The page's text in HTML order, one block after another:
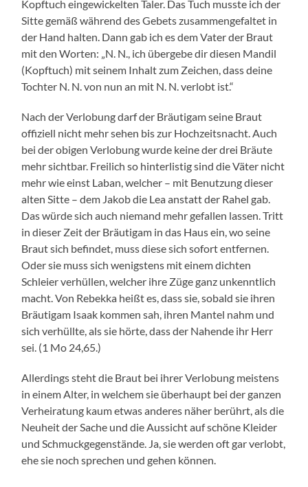
Kopftuch eingewickelten Taler. Das Tuch musste ich der
Sitte gemäß während des Gebets zusammengefaltet in
der Hand halten. Dann gab ich es dem Vater der Braut
mit den Worten: „N. N., ich übergebe dir diesen Mandil
(Kopftuch) mit seinem Inhalt zum Zeichen, dass deine
Tochter N. N. von nun an mit N. N. verlobt ist.“
Nach der Verlobung darf der Bräutigam seine Braut
offiziell nicht mehr sehen bis zur Hochzeitsnacht. Auch
bei der obigen Verlobung wurde keine der drei Bräute
mehr sichtbar. Freilich so hinterlistig sind die Väter nicht
mehr wie einst Laban, welcher – mit Benutzung dieser
alten Sitte – dem Jakob die Lea anstatt der Rahel gab.
Das würde sich auch niemand mehr gefallen lassen. Tritt
in dieser Zeit der Bräutigam in das Haus ein, wo seine
Braut sich befindet, muss diese sich sofort entfernen.
Oder sie muss sich wenigstens mit einem dichten
Schleier verhüllen, welcher ihre Züge ganz unkenntlich
macht. Von Rebekka heißt es, dass sie, sobald sie ihren
Bräutigam Isaak kommen sah, ihren Mantel nahm und
sich verhüllte, als sie hörte, dass der Nahende ihr Herr
sei. (1 Mo 24,65.)
Allerdings steht die Braut bei ihrer Verlobung meistens
in einem Alter, in welchem sie überhaupt bei der ganzen
Verheiratung kaum etwas anderes näher berührt, als die
Neuheit der Sache und die Aussicht auf schöne Kleider
und Schmuckgegenstände. Ja, sie werden oft gar verlobt,
ehe sie noch sprechen und gehen können.